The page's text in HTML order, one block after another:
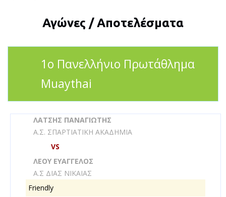
Αγώνες / Αποτελέσματα
1o Πανελλήνιο Πρωτάθλημα
Muaythai
ΛΑΤΣΗΣ ΠΑΝΑΓΙΩΤΗΣ
Α.Σ. ΣΠΑΡΤΙΑΤΙΚΗ ΑΚΑΔΗΜΙΑ
VS
ΛΕΟΥ ΕΥΑΓΓΕΛΟΣ
Α.Σ ΔΙΑΣ ΝΙΚΑΙΑΣ
Friendly